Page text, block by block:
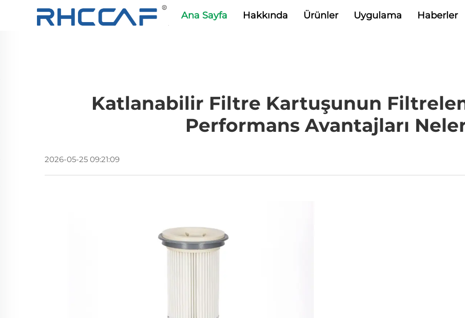
Ana Sayfa Hakkında Ürünler Uygulama Haberler
Katlanabilir Filtre Kartuşunun
Performans Avantajları
2026-05-25 09:21:09